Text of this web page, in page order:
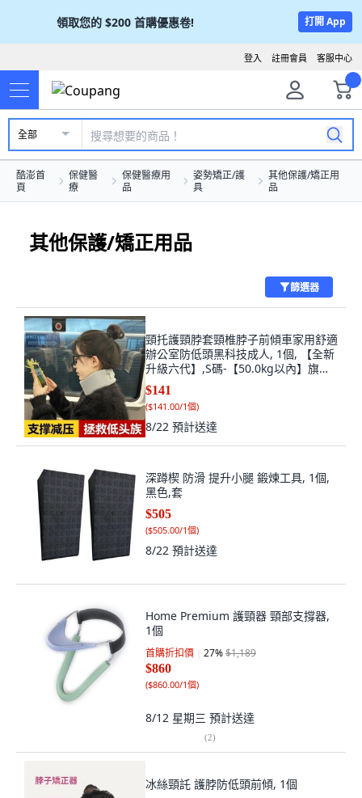
領取您的 $200 首購優惠卷! 打開 App
客服中心
註冊會員
登入
全部
酷澎首
頁
保健醫
療
保健醫療用
品
姿勢矯正/護
具
其他保護/矯正用
品
其他保護/矯正用品
篩選器
頸托護頸脖套頸椎脖子前傾車家用舒適
辦公室防低頭黑科技成人, 1個, 【全新
升級六代】,S碼-【50.0kg以內】旗艦
款
$141
($141.00/1個)
8/22 預計送達
深蹲楔 防滑 提升小腿 鍛煉工具, 1個,
黑色,套
$505
($505.00/1個)
8/22 預計送達
Home Premium 護頸器 頸部支撐器,
1個
首購折扣價 27%$1,189
$860
($860.00/1個)
8/12 星期三 預計送達
(2)
冰絲頸託 護脖防低頭前傾, 1個